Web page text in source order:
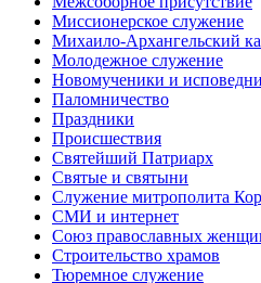
Миссионерское служение
Михаило-Архангельский
Молодежное служение
Новомученики и
Паломничество
Праздники
Происшествия
Святейший Патриарх
Святые и святыни
Служение митрополита
СМИ и интернет
Союз православных
Строительство храмов
Тюремное служение